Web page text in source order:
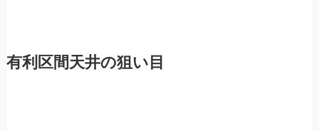
有利区間天井の狙い目